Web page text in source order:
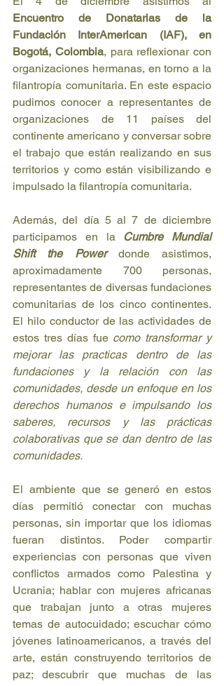
Encuentro de Donatarias de la
Fundación InterAmerican (IAF), en
Bogotá, Colombia, para reflexionar con
organizaciones hermanas, en torno a la
filantropía comunitaria. En este espacio
pudimos conocer a representantes de
organizaciones de 11 países del
continente americano y conversar sobre
el trabajo que están realizando en sus
territorios y como están visibilizando e
impulsado la filantropía comunitaria.
Además, del día 5 al 7 de diciembre
participamos en la Cumbre Mundial
Shift the Power donde asistimos,
aproximadamente 700 personas,
representantes de diversas fundaciones
comunitarias de los cinco continentes.
El hilo conductor de las actividades de
estos tres días fue como transformar y
mejorar las practicas dentro de las
fundaciones y la relación con las
comunidades, desde un enfoque en los
derechos humanos e impulsando los
saberes, recursos y las prácticas
colaborativas que se dan dentro de las
comunidades.
El ambiente que se generó en estos
días permitió conectar con muchas
personas, sin importar que los idiomas
fueran distintos. Poder compartir
experiencias con personas que viven
conflictos armados como Palestina y
Ucrania; hablar con mujeres africanas
que trabajan junto a otras mujeres
temas de autocuidado; escuchar cómo
jóvenes latinoamericanos, a través del
arte, están construyendo territorios de
paz; descubrir que muchas de las